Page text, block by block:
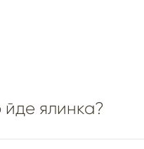
йде ялинка?